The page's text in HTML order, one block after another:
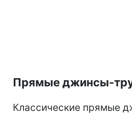
Прямые джинсы-
Классические прямые